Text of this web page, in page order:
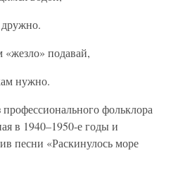
подавай,
нужно.
фольклора
в 1940–1950-е годы и
песни «Раскинулось море